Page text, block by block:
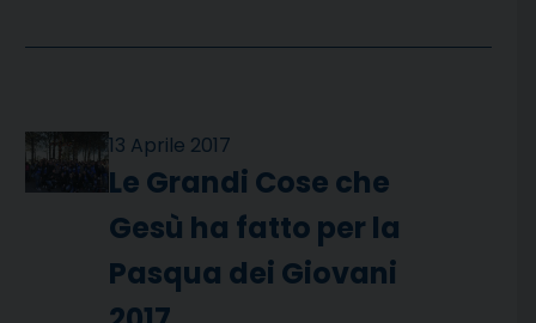
13 Aprile 2017
Le Grandi Cose che
Gesù ha fatto per la
Pasqua dei Giovani